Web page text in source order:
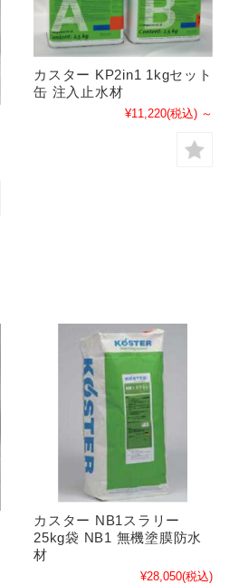
カスター KP2in1 1kgセット
缶 注入止水材
¥11,220(税込) ～
カスター NB1スラリー
25kg袋 NB1 無機塗膜防水
材
¥28,050(税込)